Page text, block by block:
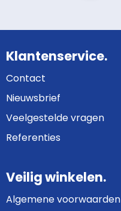
Klantenservice.
Contact
Nieuwsbrief
Veelgestelde vragen
Referenties
Veilig winkelen.
Algemene voorwaarden